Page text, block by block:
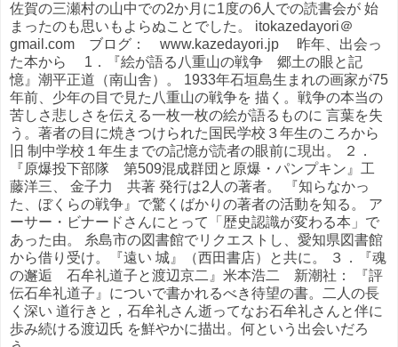
佐賀の三瀬村の山中での2か月に1度の6人での読書会が 始
まったのも思いもよらぬことでした。 itokazedayori＠
gmail.com ブログ： www.kazedayori.jp 昨年、出会っ
た本から 1．『絵が語る八重山の戦争 郷土の眼と記
憶』潮平正道（南山舎）。 1933年石垣島生まれの画家が75
年前、少年の目で見た八重山の戦争を 描く。戦争の本当の
苦しさ悲しさを伝える一枚一枚の絵が語るものに 言葉を失
う。著者の目に焼きつけられた国民学校３年生のころから
旧 制中学校１年生までの記憶が読者の眼前に現出。 ２．
『原爆投下部隊 第509混成群団と原爆・パンプキン』工
藤洋三、 金子力 共著 発行は2人の著者。 『知らなかっ
た、ぼくらの戦争』で驚くばかりの著者の活動を知る。 ア
ーサー・ビナードさんにとって「歴史認識が変わる本」で
あった由。 糸島市の図書館でリクエストし、愛知県図書館
から借り受け。『遠い 城』（西田書店）と共に。 ３．『魂
の邂逅 石牟礼道子と渡辺京二』米本浩二 新潮社： 『評
伝石牟礼道子』についで書かれるべき待望の書。二人の長
く深い 道行きと，石牟礼さん逝ってなお石牟礼さんと伴に
歩み続ける渡辺氏 を鮮やかに描出。何という出会いだろ